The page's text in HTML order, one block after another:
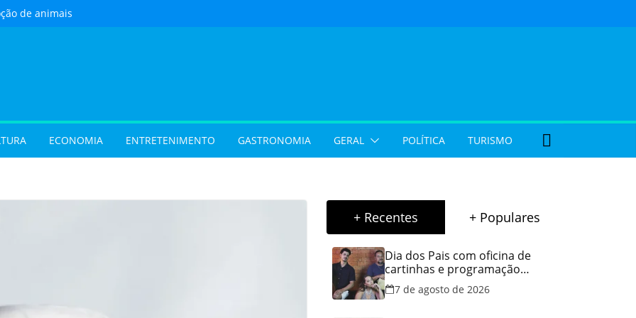
de animais
cresce no
e grandes
sobrenome após o
exigir atualização dos
filhos para evitar
ECONOMIA ENTRETENIMENTO GASTRONOMIA GERAL POLÍTICA TURISMO
+ Recentes + Populares
Dia dos Pais com oficina de
cartinhas e programação
musical gratuita em Aparecida
de Goiânia
7 de agosto de 2026